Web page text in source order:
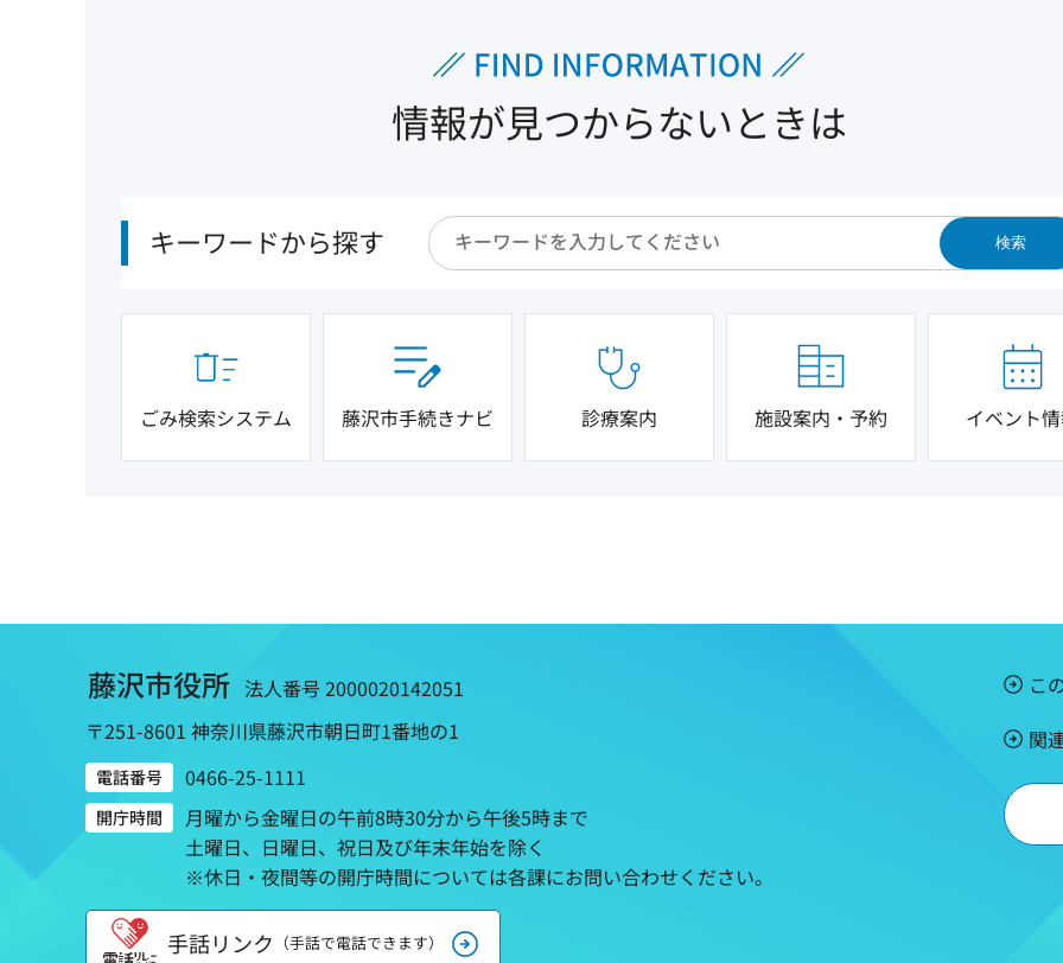
情報が見つからないときは
キーワードから探す 検索
ごみ検索システム 藤沢市手続きナビ 診療案内 施設案内・予約 イベント
藤沢市役所 法人番号 2000020142051
〒251-8601 神奈川県藤沢市朝日町1番地の1
電話番号 0466-25-1111
開庁時間
月曜から金曜日の午前8時30分から午後5時まで
土曜日、日曜日、祝日及び年末年始を除く
※休日・夜間等の開庁時間については各課にお問い合わせください。
手話リンク （手話で電話できます）
こ
関